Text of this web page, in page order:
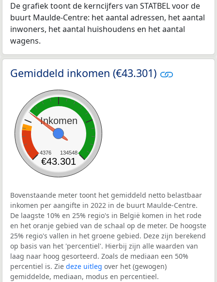
De grafiek toont de kerncijfers van STATBEL voor de
buurt Maulde-Centre: het aantal adressen, het aantal
inwoners, het aantal huishoudens en het aantal
wagens.
Gemiddeld inkomen (€43.301)
Inkomen
4376 134548
€43.301
Bovenstaande meter toont het gemiddeld netto belastbaar
inkomen per aangifte in 2022 in de buurt Maulde-Centre.
De laagste 10% en 25% regio's in België komen in het rode
en het oranje gebied van de schaal op de meter. De hoogste
25% regio's vallen in het groene gebied. Deze zijn berekend
op basis van het 'percentiel'. Hierbij zijn alle waarden van
laag naar hoog gesorteerd. Zoals de mediaan een 50%
percentiel is. Zie deze uitleg over het (gewogen)
gemiddelde, mediaan, modus en percentieel.